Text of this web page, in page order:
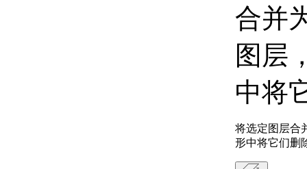
合并
图层
中将
将选定图层合
形中将它们删